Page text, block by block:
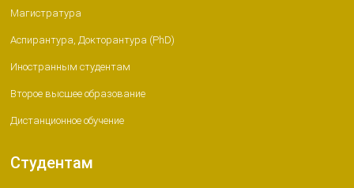
Магистратура
Аспирантура, Докторантура (PhD)
Иностранным студентам
Второе высшее образование
Дистанционное обучение
Студентам